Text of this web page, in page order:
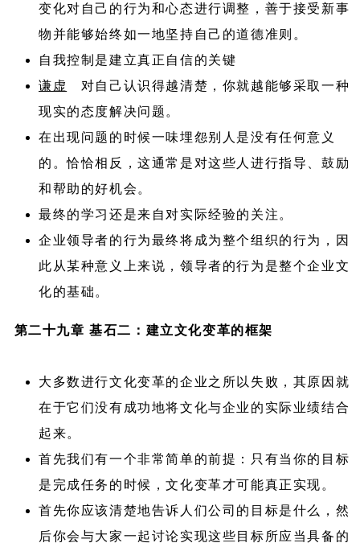
变化对自己的行为和心态进行调整，善于接受新事
物并能够始终如一地坚持自己的道德准则。
自我控制是建立真正自信的关键
谦虚
对自己认识得越清楚，你就越能够采取一种
现实的态度解决问题。
在出现问题的时候一味埋怨别人是没有任何意义
的。恰恰相反，这通常是对这些人进行指导、鼓励
和帮助的好机会。
最终的学习还是来自对实际经验的关注。
企业领导者的行为最终将成为整个组织的行为，因
此从某种意义上来说，领导者的行为是整个企业文
化的基础。
第二十九章 基石二：建立文化变革的框架
大多数进行文化变革的企业之所以失败，其原因就
在于它们没有成功地将文化与企业的实际业绩结合
起来。
首先我们有一个非常简单的前提：只有当你的目标
是完成任务的时候，文化变革才可能真正实现。
首先你应该清楚地告诉人们公司的目标是什么，然
后你会与大家一起讨论实现这些目标所应当具备的